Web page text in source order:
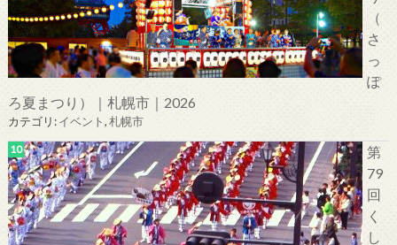
（
さ
っ
ぽ
ろ夏まつり）｜札幌市｜2026
カテゴリ:イベント,札幌市
第
79
回
く
し